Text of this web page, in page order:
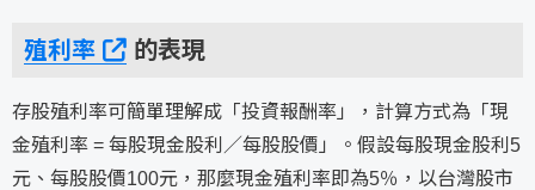
殖利率 的表現
存股殖利率可簡單理解成「投資報酬率」，計算方式為「現
金殖利率 = 每股現金股利／每股股價」。假設每股現金股利5
元、每股股價100元，那麼現金殖利率即為5％，以台灣股市